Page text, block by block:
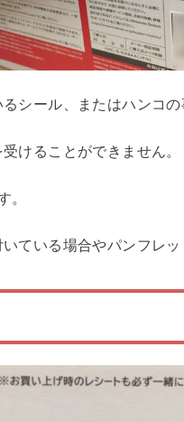
シール、またはハンコの
けることができません。
。
ている場合やパンフレ